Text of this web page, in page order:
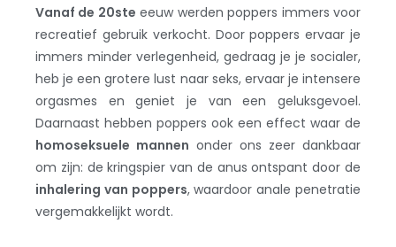
Vanaf de 20ste eeuw werden poppers immers voor
recreatief gebruik verkocht. Door poppers ervaar je
immers minder verlegenheid, gedraag je je socialer,
heb je een grotere lust naar seks, ervaar je intensere
orgasmes en geniet je van een geluksgevoel.
Daarnaast hebben poppers ook een effect waar de
homoseksuele mannen onder ons zeer dankbaar
om zijn: de kringspier van de anus ontspant door de
inhalering van poppers, waardoor anale penetratie
vergemakkelijkt wordt.